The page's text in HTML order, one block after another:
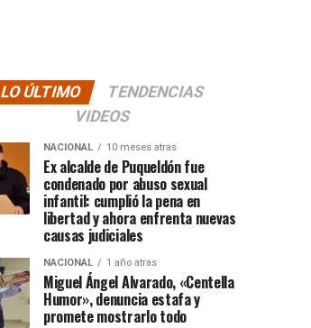
LO ÚLTIMO
TENDENCIAS
VIDEOS
NACIONAL 10 meses atras
Ex alcalde de Puqueldón fue
condenado por abuso sexual
infantil: cumplió la pena en
libertad y ahora enfrenta nuevas
causas judiciales
NACIONAL 1 año atras
Miguel Ángel Alvarado, «Centella
Humor», denuncia estafa y
promete mostrarlo todo